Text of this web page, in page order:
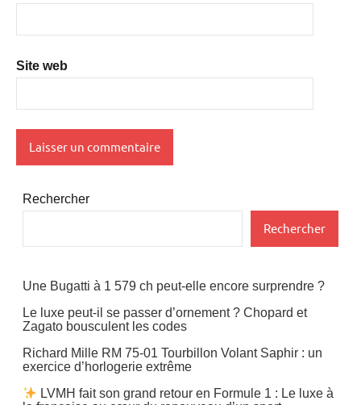
Site web
Rechercher
Rechercher
Une Bugatti à 1 579 ch peut-elle encore surprendre ?
Le luxe peut-il se passer d’ornement ? Chopard et
Zagato bousculent les codes
Richard Mille RM 75-01 Tourbillon Volant Saphir : un
exercice d’horlogerie extrême
LVMH fait son grand retour en Formule 1 : Le luxe à